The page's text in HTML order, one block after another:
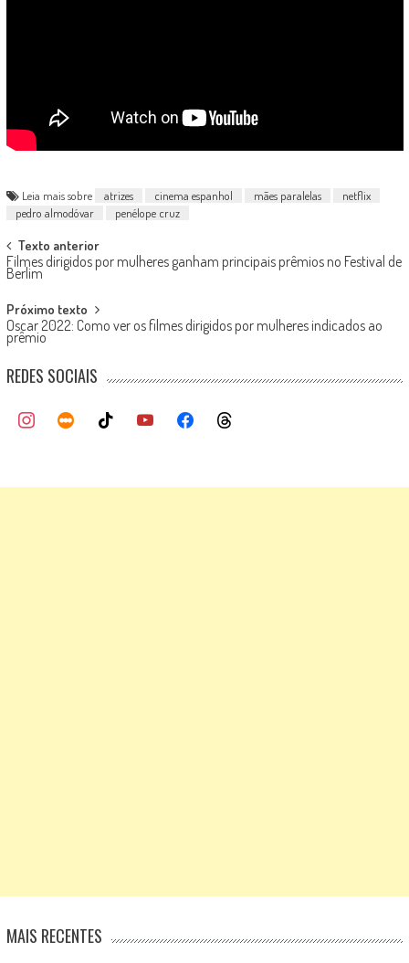
Leia mais sobre atrizes cinema espanhol mães paralelas
netflix
pedro almodóvar
penélope cruz
Post
navigation
Texto anterior
Filmes dirigidos por mulheres ganham principais prêmios no Festival de
Berlim
Próximo texto
Oscar 2022: Como ver os filmes dirigidos por mulheres indicados ao
prêmio
REDES SOCIAIS
MAIS RECENTES